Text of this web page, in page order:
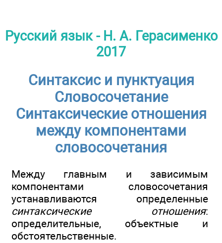
Русский язык - Н. А. Герасименко
2017
Синтаксис и пунктуация
Словосочетание
Синтаксические отношения
между компонентами
словосочетания
Между главным и зависимым
компонентами словосочетания
устанавливаются определенные
синтаксические отношения:
определительные, объектные и
обстоятельственные.